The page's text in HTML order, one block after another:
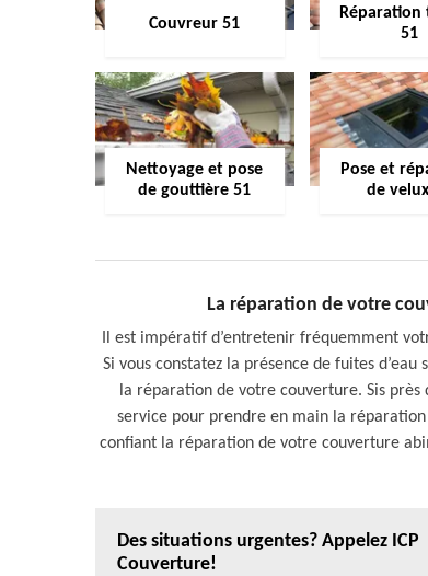
Couvreur 51
51
Nettoyage et pose
de gouttière 51
Pose et
de
La réparation de votre
Il est impératif d’entretenir fréquemment
Si vous constatez la présence de fuites
la réparation de votre couverture. Sis près
service pour prendre en main la
confiant la réparation de votre couverture
Des situations urgentes? Appelez ICP
Couverture!